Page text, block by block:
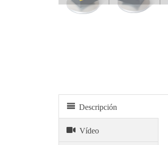
Descripción
Vídeo